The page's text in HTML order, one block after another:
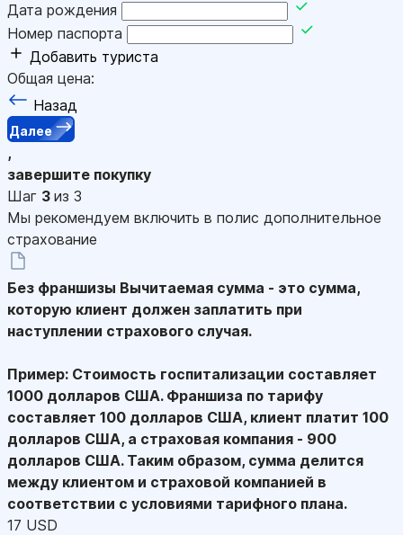
Дата рождения
Номер паспорта
Добавить туриста
Общая цена:
Назад
Далее
,
завершите покупку
Шаг 3 из 3
Мы рекомендуем включить в полис дополнительное
страхование
Без франшизы Вычитаемая сумма - это сумма,
которую клиент должен заплатить при
наступлении страхового случая.
Пример: Стоимость госпитализации составляет
1000 долларов США. Франшиза по тарифу
составляет 100 долларов США, клиент платит 100
долларов США, а страховая компания - 900
долларов США. Таким образом, сумма делится
между клиентом и страховой компанией в
соответствии с условиями тарифного плана.
17 USD